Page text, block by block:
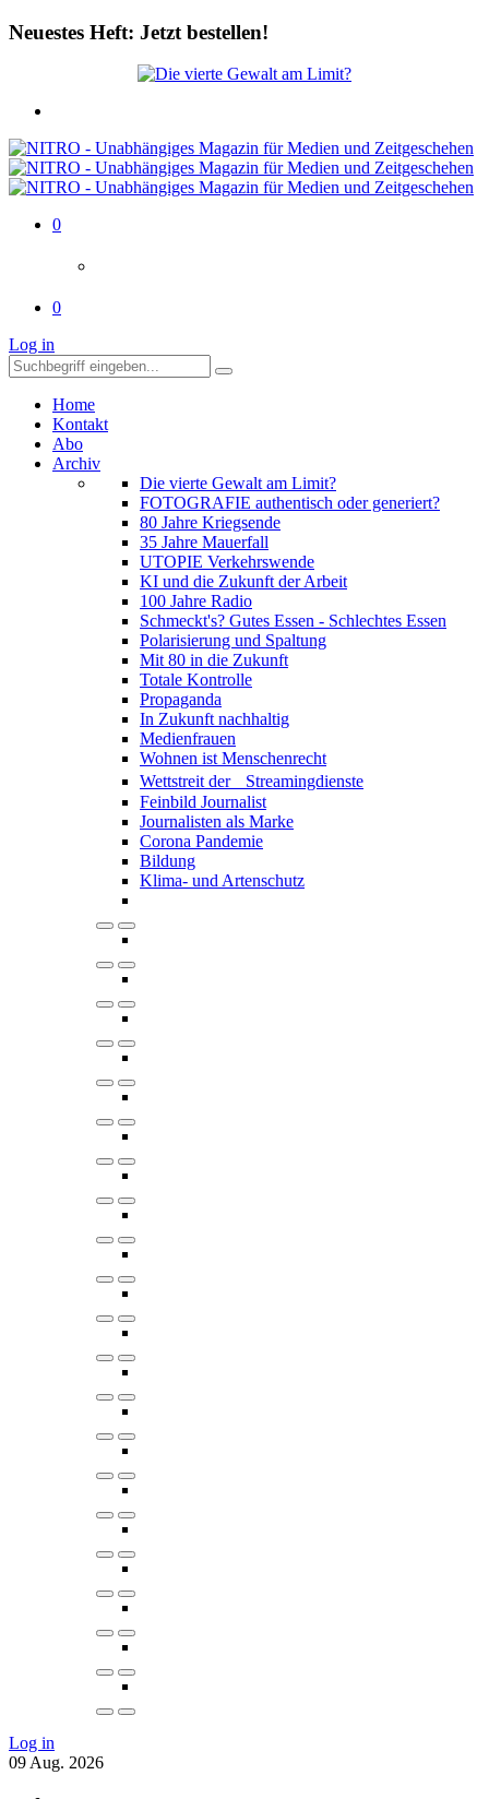
Neuestes Heft: Jetzt bestellen!
0
0
Log in
Home
Kontakt
Abo
Archiv
Die vierte Gewalt am Limit?
FOTOGRAFIE authentisch oder generiert?
80 Jahre Kriegsende
35 Jahre Mauerfall
UTOPIE Verkehrswende
KI und die Zukunft der Arbeit
100 Jahre Radio
Schmeckt's? Gutes Essen - Schlechtes Essen
Polarisierung und Spaltung
Mit 80 in die Zukunft
Totale Kontrolle
Propaganda
In Zukunft nachhaltig
Medienfrauen
Wohnen ist Menschenrecht
Wettstreit der Streamingdienste
Feinbild Journalist
Journalisten als Marke
Corona Pandemie
Bildung
Klima- und Artenschutz
Log in
09 Aug. 2026